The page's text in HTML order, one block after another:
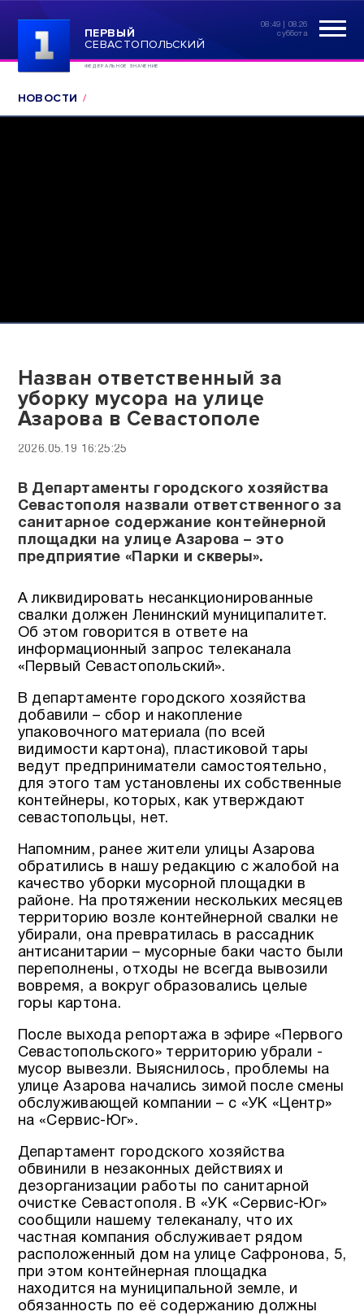
ПЕРВЫЙ
СЕВАСТОПОЛЬСКИЙ
ФЕДЕРАЛЬНОЕ ЗНАЧЕНИЕ
08:49 | 08.26
суббота
НОВОСТИ
Назван ответственный за
уборку мусора на улице
Азарова в Севастополе
2026.05.19 16:25:25
В Департаменты городского хозяйства
Севастополя назвали ответственного за
санитарное содержание контейнерной
площадки на улице Азарова – это
предприятие «Парки и скверы».
А ликвидировать несанкционированные
свалки должен Ленинский муниципалитет.
Об этом говорится в ответе на
информационный запрос телеканала
«Первый Севастопольский».
В департаменте городского хозяйства
добавили – сбор и накопление
упаковочного материала (по всей
видимости картона), пластиковой тары
ведут предприниматели самостоятельно,
для этого там установлены их собственные
контейнеры, которых, как утверждают
севастопольцы, нет.
Напомним, ранее жители улицы Азарова
обратились в нашу редакцию с жалобой на
качество уборки мусорной площадки в
районе. На протяжении нескольких месяцев
территорию возле контейнерной свалки не
убирали, она превратилась в рассадник
антисанитарии – мусорные баки часто были
переполнены, отходы не всегда вывозили
вовремя, а вокруг образовались целые
горы картона.
После выхода репортажа в эфире «Первого
Севастопольского» территорию убрали -
мусор вывезли. Выяснилось, проблемы на
улице Азарова начались зимой после смены
обслуживающей компании – с «УК «Центр»
на «Сервис-Юг».
Департамент городского хозяйства
обвинили в незаконных действиях и
дезорганизации работы по санитарной
очистке Севастополя. В «УК «Сервис-Юг»
сообщили нашему телеканалу, что их
частная компания обслуживает рядом
расположенный дом на улице Сафронова, 5,
при этом контейнерная площадка
находится на муниципальной земле, и
обязанность по её содержанию должны